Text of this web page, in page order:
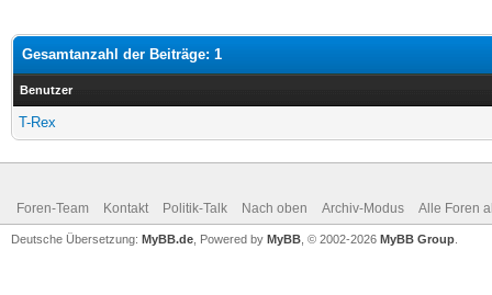
Gesamtanzahl der Beiträge: 1
Benutzer
T-Rex
Foren-Team Kontakt Politik-Talk Nach oben Archiv-Modus Alle Foren
Deutsche Übersetzung: MyBB.de , Powered by MyBB , © 2002-2026 MyBB Group